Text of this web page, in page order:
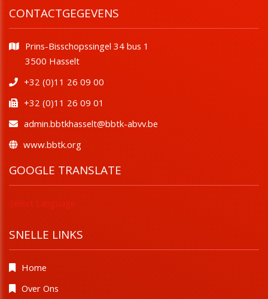
CONTACTGEGEVENS
Prins-Bisschopssingel 34 bus 1
​​​​​​​3500 Hasselt
+32 (0)11 26 09 00
+32 (0)11 26 09 01
admin.bbtkhasselt@bbtk-abvv.be
www.bbtk.org
GOOGLE TRANSLATE
Select Language
SNELLE LINKS
Home
Over Ons